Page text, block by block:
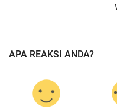
APA REAKSI ANDA?